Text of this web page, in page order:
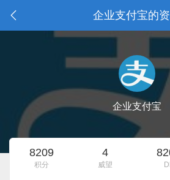
企业支付宝的
企业支付宝
8209
积分
4
威望